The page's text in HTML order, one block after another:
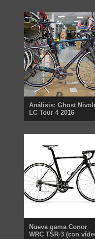
Análisis: Ghost
LC Tour 4 2016
Nueva gama Conor
WRC TSR-3 (con